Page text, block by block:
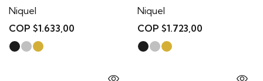
Niquel
COP $1.633,00
Niquel
COP $1.723,00